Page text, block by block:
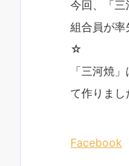
今回、「三
組合員が率
☆
「三河焼
て作りま
Facebook